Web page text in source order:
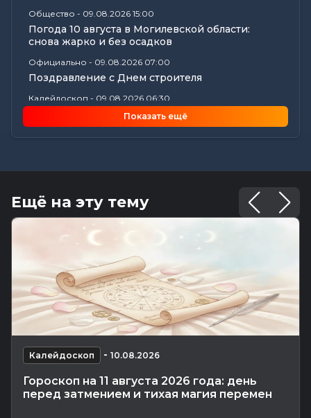
Общество - 09.08.2026 15:00
Погода 10 августа в Могилевской области:
снова жарко и без осадков
Официально - 09.08.2026 07:00
Поздравление с Днем строителя
Калейдоскоп - 09.08.2026 06:30
Что приготовили звезды на 10 августа? Полный
астропрогноз для каждого...
международном турнире по борьбе в...
Общество
Как Шклов отметил «День огурца»
Происшествия -
Погоня в Костюковичском районе: 15-летний
мотоциклист пытался...
Калейдоскоп -08.08.2026 16:53
В Могилеве впервые проходят масштабные
соревнования по мотоспорту...
Происшествия - 08.08.2026 16:51
Смертельное ДТП в Белыничском районе:
мотоциклист погиб на месте
Общество - 08.08.2026 15:00
Погода 9 августа в Могилевской области: без
Показать ещё
Ещё на эту тему
Калейдоскоп - 10.08.2026
Гороскоп на 11 августа 2026 года: день
перед затмением и тихая магия перемен